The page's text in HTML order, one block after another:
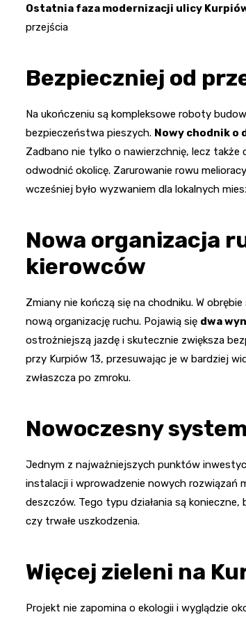
Ostatnia faza modernizacji ulicy
przejścia
Bezpieczniej od
Na ukończeniu są kompleksowe roboty
bezpieczeństwa pieszych. Nowy chodnik o
Zadbano nie tylko o nawierzchnię, lecz
odwodnić okolicę. Zarurowanie rowu
wcześniej było wyzwaniem dla lokalnych
Nowa organizacja
kierowców
Zmiany nie kończą się na chodniku. W
nową organizację ruchu. Pojawią się dwa
ostrożniejszą jazdę i skutecznie zwiększa
przy Kurpiów 13, przesuwając je w bardziej
zwłaszcza po zmroku.
Nowoczesny
Jednym z najważniejszych punktów
instalacji i wprowadzenie nowych rozwiązań
deszczów. Tego typu działania są
czy trwałe uszkodzenia.
Więcej zieleni na
Projekt nie zapomina o ekologii i wyglądzie